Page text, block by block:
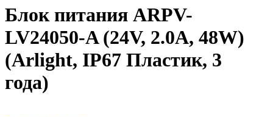
Блок питания ARPV-
LV24050-A (24V, 2.0A, 48W)
(Arlight, IP67 Пластик, 3
года)